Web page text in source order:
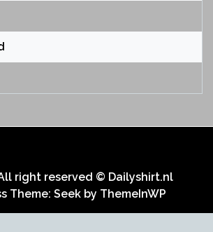
right reserved © Dailyshirt.nl
Theme: Seek by ThemeInWP